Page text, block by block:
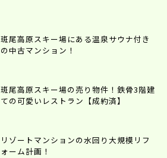
斑尾高原スキー場にある温泉サウナ付き
の中古マンション！
斑尾高原スキー場の売り物件！鉄骨3階建
ての可愛いレストラン【成約済】
リゾートマンションの水回り大規模リフ
ォーム計画！